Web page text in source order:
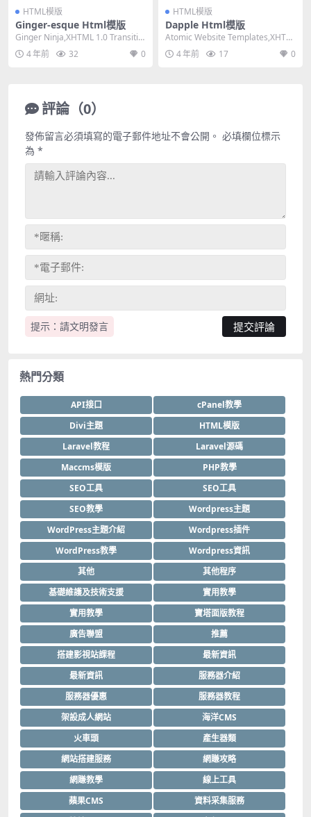
HTML模版
Ginger-esque Html模版
Ginger Ninja,XHTML 1.0 Transitio
nal,Fixe...
4 年前 32 0
HTML模版
Dapple Html模版
Atomic Website Templates,XHTM
L 1.0 Trans...
4 年前 17 0
評論（0）
提示：請文明發言
發佈留言必須填寫的電子郵件地址不會公開。 必填欄位標示
為 *
熱門分類
API接口
cPanel教學
Divi主題
HTML模版
Laravel教程
Laravel源碼
Maccms模版
PHP教學
SEO工具
SEO工具
SEO教學
Wordpress主題
WordPress主題介紹
Wordpress插件
WordPress教學
Wordpress資訊
其他
其他程序
基礎維護及技術支援
實用教學
實用教學
寶塔面版教程
廣告聯盟
推薦
搭建影視站課程
最新資訊
最新資訊
服務器介紹
服務器優惠
服務器教程
架設成人網站
海洋CMS
火車頭
產生器類
網站搭建服務
網賺攻略
網賺教學
線上工具
蘋果CMS
資料采集服務